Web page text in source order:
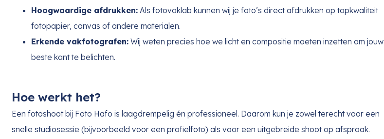
Hoogwaardige afdrukken: Als fotovaklab kunnen wij je foto’s direct afdrukken op topkwaliteit
fotopapier, canvas of andere materialen.
Erkende vakfotografen: Wij weten precies hoe we licht en compositie moeten inzetten om jouw
beste kant te belichten.
Hoe werkt het?
Een fotoshoot bij Foto Hafo is laagdrempelig én professioneel. Daarom kun je zowel terecht voor een
snelle studiosessie (bijvoorbeeld voor een profielfoto) als voor een uitgebreide shoot op afspraak.